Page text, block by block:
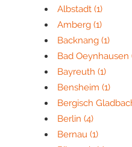
Albstadt (1)
Amberg (1)
Backnang (1)
Bad Oeynhausen
Bayreuth (1)
Bensheim (1)
Bergisch
Berlin (4)
Bernau (1)